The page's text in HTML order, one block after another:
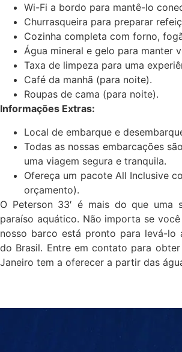
Wi-Fi a bordo para mantê-lo
Churrasqueira para preparar
Cozinha completa com forno,
Água mineral e gelo para manter
Taxa de limpeza para uma
Café da manhã (para noite).
Roupas de cama (para noite).
Informações Extras:
Local de embarque e
Todas as nossas embarcações
uma viagem segura e tranquila.
Ofereça um pacote All Inclusive
orçamento).
O Peterson 33′ é mais do que uma
paraíso aquático. Não importa se
nosso barco está pronto para levá-lo
do Brasil. Entre em contato para
Janeiro tem a oferecer a partir das